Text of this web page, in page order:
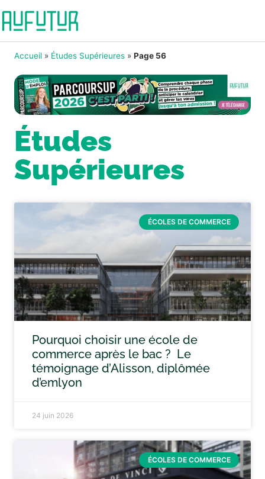
Accueil » Études Supérieures » Page 56
Études
Supérieures
ÉCOLES DE COMMERCE
Pourquoi choisir une école de
commerce après le bac ? Le
témoignage d’Alisson, diplômée
d’emlyon
24 juin 2026
ÉCOLES DE COMMERCE